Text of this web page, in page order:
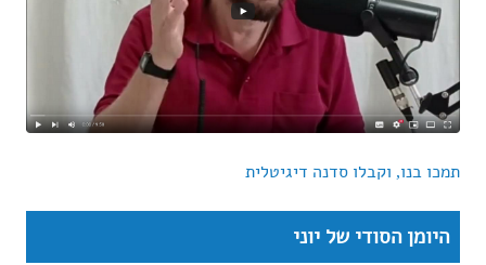
תמכו בנו, וקבלו סדנה דיגיטלית
היומן הסודי של יוני